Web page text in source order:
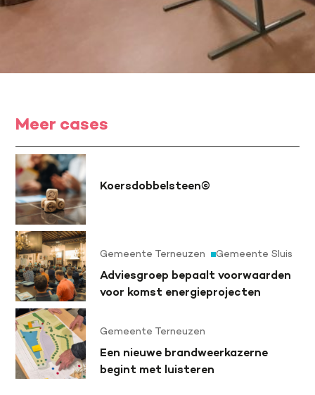
Meer cases
Koersdobbelsteen©
Gemeente Terneuzen
Gemeente Sluis
Adviesgroep bepaalt voorwaarden
voor komst energieprojecten
Gemeente Terneuzen
Een nieuwe brandweerkazerne
begint met luisteren